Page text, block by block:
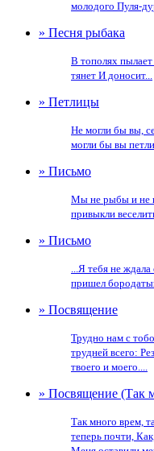
молодого Пуля-
» Песня рыбака
В тополях пылает
тянет И доносит...
» Петлицы
Не могли бы вы,
могли бы вы
» Письмо
Мы не рыбы и не
привыкли
» Письмо
...Я тебя не
пришел
» Посвящение
Трудно нам с
трудней всего:
твоего и моего....
» Посвящение (Так
Так много врем,
теперь почти,